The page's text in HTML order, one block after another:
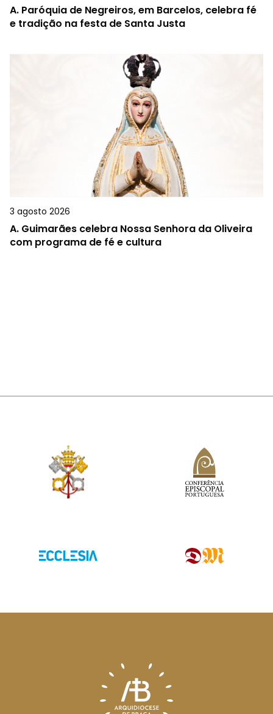
A. Paróquia de Negreiros, em Barcelos, celebra fé
e tradição na festa de Santa Justa
3 agosto 2026
A. Guimarães celebra Nossa Senhora da Oliveira
com programa de fé e cultura